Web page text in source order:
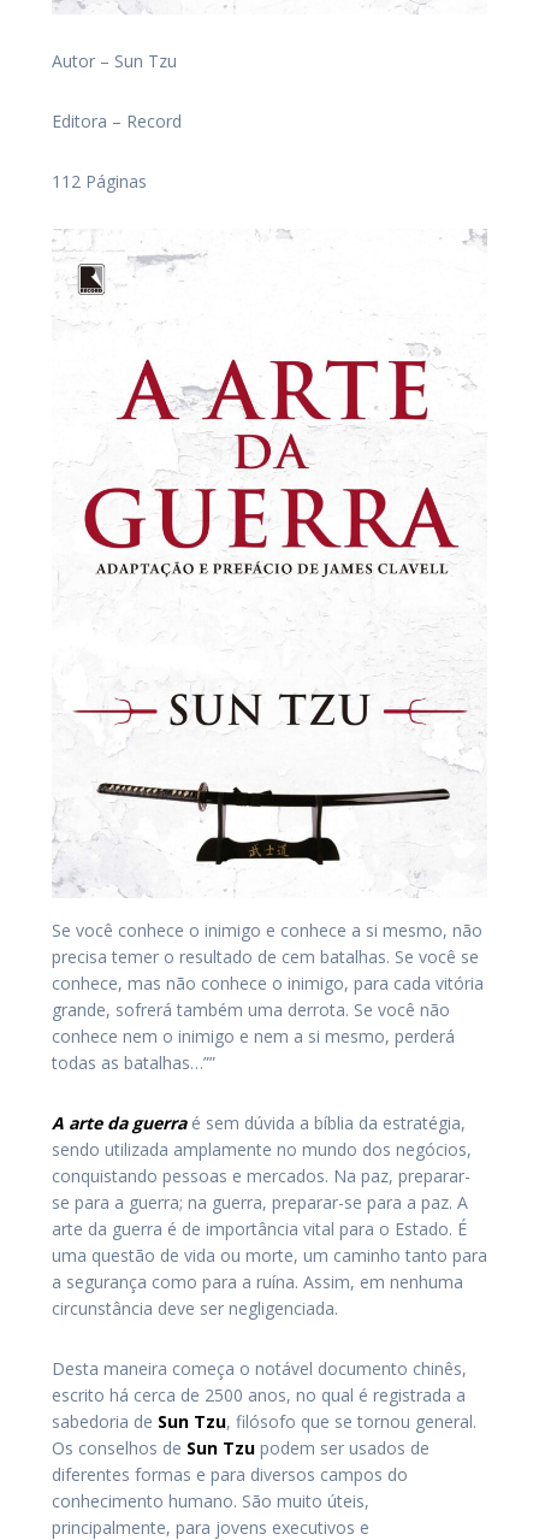
Autor – Sun Tzu
Editora – Record
112 Páginas
Se você conhece o inimigo e conhece a si mesmo, não
precisa temer o resultado de cem batalhas. Se você se
conhece, mas não conhece o inimigo, para cada vitória
grande, sofrerá também uma derrota. Se você não
conhece nem o inimigo e nem a si mesmo, perderá
todas as batalhas…””
A arte da guerraé sem dúvida a bíblia da estratégia,
sendo utilizada amplamente no mundo dos negócios,
conquistando pessoas e mercados. Na paz, preparar-
se para a guerra; na guerra, preparar-se para a paz. A
arte da guerra é de importância vital para o Estado. É
uma questão de vida ou morte, um caminho tanto para
a segurança como para a ruína. Assim, em nenhuma
circunstância deve ser negligenciada.
Desta maneira começa o notável documento chinês,
escrito há cerca de 2500 anos, no qual é registrada a
sabedoria de Sun Tzu, filósofo que se tornou general.
Os conselhos de Sun Tzu podem ser usados de
diferentes formas e para diversos campos do
conhecimento humano. São muito úteis,
principalmente, para jovens executivos e